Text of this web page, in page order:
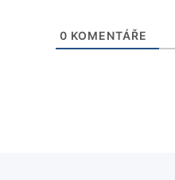
0 KOMENTÁŘE